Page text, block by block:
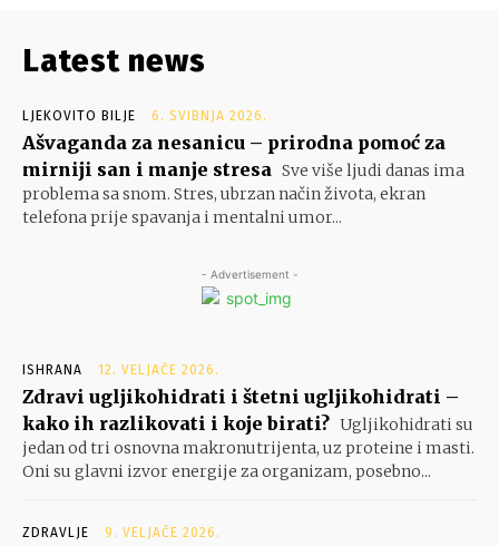
Latest news
LJEKOVITO BILJE 6. SVIBNJA 2026.
Ašvaganda za nesanicu – prirodna pomoć za
mirniji san i manje stresa Sve više ljudi danas ima
problema sa snom. Stres, ubrzan način života, ekran
telefona prije spavanja i mentalni umor...
- Advertisement -
ISHRANA 12. VELJAČE 2026.
Zdravi ugljikohidrati i štetni ugljikohidrati –
kako ih razlikovati i koje birati? Ugljikohidrati su
jedan od tri osnovna makronutrijenta, uz proteine i masti.
Oni su glavni izvor energije za organizam, posebno...
ZDRAVLJE 9. VELJAČE 2026.